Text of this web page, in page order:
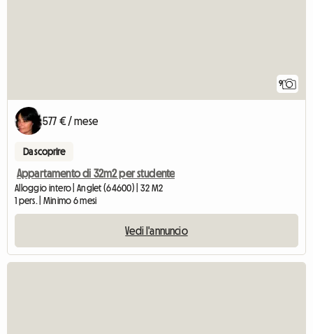
9
577 € / mese
Da scoprire
Appartamento di 32m2 per studente
Alloggio intero | Anglet (64600) | 32 M2
1 pers. | Minimo 6 mesi
Vedi l'annuncio